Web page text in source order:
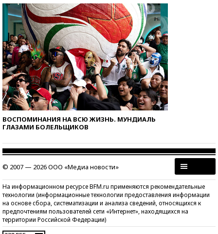
ВОСПОМИНАНИЯ НА ВСЮ ЖИЗНЬ. МУНДИАЛЬ
ГЛАЗАМИ БОЛЕЛЬЩИКОВ
© 2007 — 2026 ООО «Медиа новости»
На информационном ресурсе BFM.ru применяются рекомендательные
технологии (информационные технологии предоставления информации
на основе сбора, систематизации и анализа сведений, относящихся к
предпочтениям пользователей сети «Интернет», находящихся на
территории Российской Федерации)